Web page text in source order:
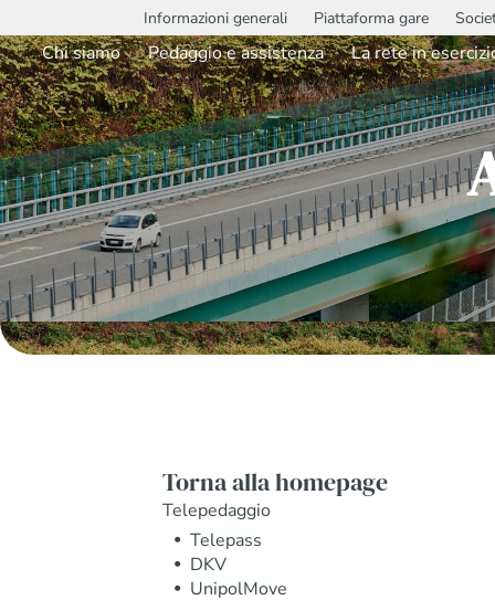
Informazioni generali Piattaforma gare
Chi siamo Pedaggio e assistenza La rete in
Torna alla homepage
Telepedaggio
Telepass
DKV
UnipolMove